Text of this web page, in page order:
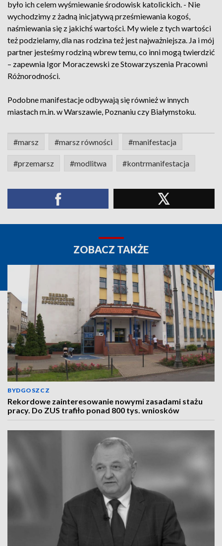
było ich celem wyśmiewanie środowisk katolickich. - Nie
wychodzimy z żadną inicjatywą prześmiewania kogoś,
naśmiewania się z jakichś wartości. My wiele z tych wartości
też podzielamy, dla nas rodzina też jest najważniejsza. Ja i mój
partner jesteśmy rodziną wbrew temu, co inni mogą twierdzić
– zapewnia Igor Moraczewski ze Stowarzyszenia Pracowni
Różnorodności.
Podobne manifestacje odbywają się również w innych
miastach m.in. w Warszawie, Poznaniu czy Białymstoku.
#marsz #marsz równości #manifestacja
#przemarsz #modlitwa #kontrmanifestacja
ZOBACZ TAKŻE
BYDGOSZCZ
Rekordowe zainteresowanie nowymi zasadami stażu
pracy. Do ZUS trafiło ponad 800 tys. wniosków